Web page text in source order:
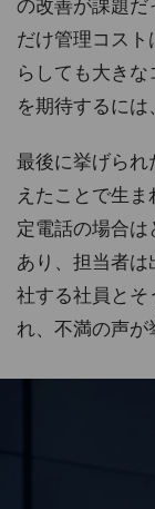
の改善が課題だ
だけ管理コス
らしても大き
を期待するには
最後に挙げられ
えたことで生
定電話の場合
あり、担当者
社する社員とそ
れ、不満の声が